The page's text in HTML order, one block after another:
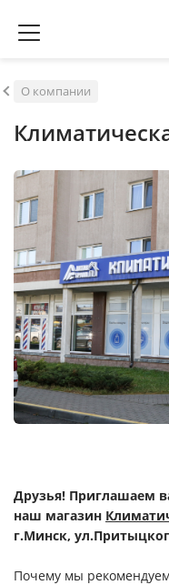
О компании
Друзья! Приглашаем
наш магазин
г.Минск,
Почему мы